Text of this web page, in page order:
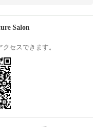
Salon
セスできます。